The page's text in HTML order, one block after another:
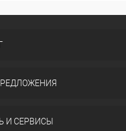
И СЕРВИСЫ